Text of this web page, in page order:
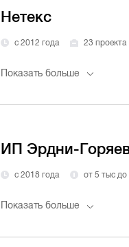
Нетекс
с 2012 года 23 проекта
Показать больше
ИП Эрдни-
с 2018 года от 5 тыс
Показать больше